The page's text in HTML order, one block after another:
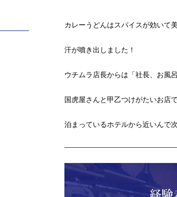
カレーうどんはスパイスが効いて
汗が噴き出しました！
ウチムラ店長からは「社長、お風
国虎屋さんと甲乙つけがたいお店
泊まっているホテルから近いんで